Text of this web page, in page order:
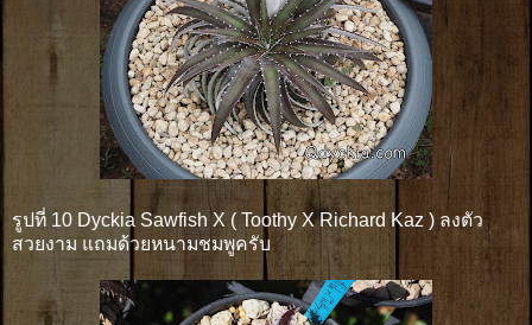
รูปที่ 10 Dyckia Sawfish X ( Toothy X Richard Kaz ) ลงตัว
สวยงาม แถมด้วยหนามชมพูครับ